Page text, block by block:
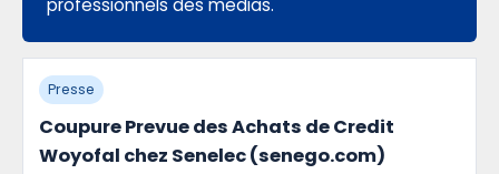
professionnels des medias.
Presse
Coupure Prevue des Achats de Credit
Woyofal chez Senelec (senego.com)